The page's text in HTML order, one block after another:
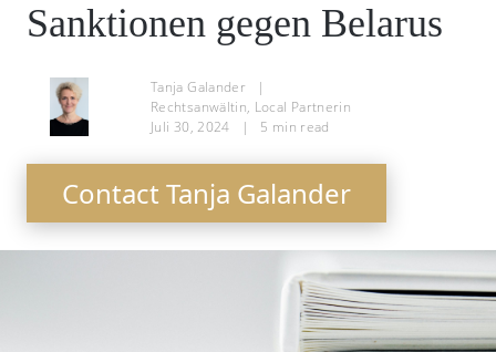
Sanktionen gegen Belarus
Tanja Galander
|
Rechtsanwältin, Local Partnerin
Juli 30, 2024
| 5 min read
Contact Tanja Galander